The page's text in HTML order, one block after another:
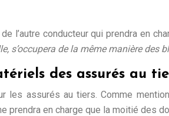
l’autre conducteur qui prendra en
s’occupera de la même manière des
des assurés au
assurés au tiers. Comme
en charge que la moitié des